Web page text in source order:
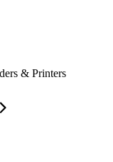
& Printers